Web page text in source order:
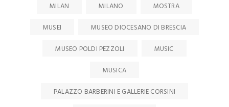
MILAN
MILANO
MOSTRA
MUSEI
MUSEO DIOCESANO DI BRESCIA
MUSEO POLDI PEZZOLI
MUSIC
MUSICA
PALAZZO BARBERINI E GALLERIE CORSINI